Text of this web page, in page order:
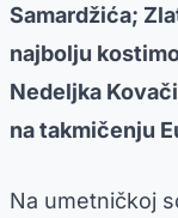
Samardžića;
najbolju
Nedeljka
na takmičenju
Na umetničkoj